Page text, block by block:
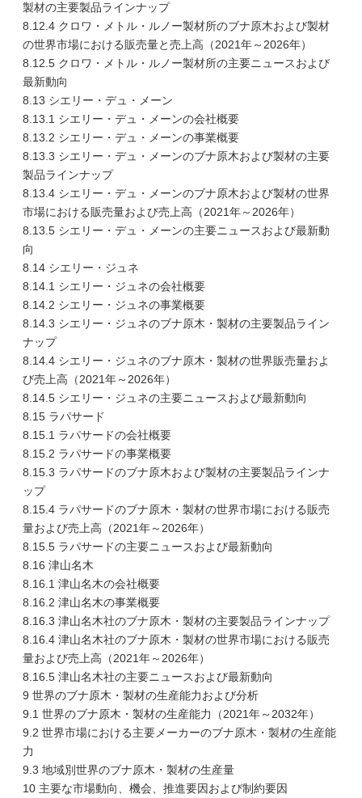
製材の主要製品ラインナップ
8.12.4 クロワ・メトル・ルノー製材所のブナ原木および製材
の世界市場における販売量と売上高（2021年～2026年）
8.12.5 クロワ・メトル・ルノー製材所の主要ニュースおよび
最新動向
8.13 シエリー・デュ・メーン
8.13.1 シエリー・デュ・メーンの会社概要
8.13.2 シエリー・デュ・メーンの事業概要
8.13.3 シエリー・デュ・メーンのブナ原木および製材の主要
製品ラインナップ
8.13.4 シエリー・デュ・メーンのブナ原木および製材の世界
市場における販売量および売上高（2021年～2026年）
8.13.5 シエリー・デュ・メーンの主要ニュースおよび最新動
向
8.14 シエリー・ジュネ
8.14.1 シエリー・ジュネの会社概要
8.14.2 シエリー・ジュネの事業概要
8.14.3 シエリー・ジュネのブナ原木・製材の主要製品ライン
ナップ
8.14.4 シエリー・ジュネのブナ原木・製材の世界販売量およ
び売上高（2021年～2026年）
8.14.5 シエリー・ジュネの主要ニュースおよび最新動向
8.15 ラパサード
8.15.1 ラパサードの会社概要
8.15.2 ラパサードの事業概要
8.15.3 ラパサードのブナ原木および製材の主要製品ラインナ
ップ
8.15.4 ラパサードのブナ原木・製材の世界市場における販売
量および売上高（2021年～2026年）
8.15.5 ラパサードの主要ニュースおよび最新動向
8.16 津山名木
8.16.1 津山名木の会社概要
8.16.2 津山名木の事業概要
8.16.3 津山名木社のブナ原木・製材の主要製品ラインナップ
8.16.4 津山名木社のブナ原木・製材の世界市場における販売
量および売上高（2021年～2026年）
8.16.5 津山名木社の主要ニュースおよび最新動向
9 世界のブナ原木・製材の生産能力および分析
9.1 世界のブナ原木・製材の生産能力（2021年～2032年）
9.2 世界市場における主要メーカーのブナ原木・製材の生産能
力
9.3 地域別世界のブナ原木・製材の生産量
10 主要な市場動向、機会、推進要因および制約要因